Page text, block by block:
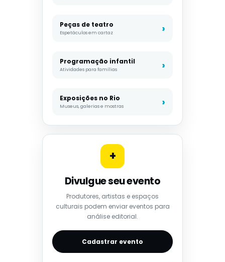
Peças de teatro
Espetáculos em cartaz
Programação infantil
Atividades para famílias
Exposições no Rio
Museus, galerias e mostras
+
Divulgue seu evento
Produtores, artistas e espaços
culturais podem enviar eventos para
análise editorial.
Cadastrar evento